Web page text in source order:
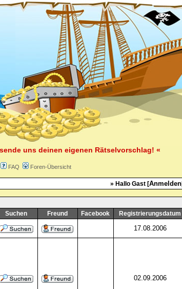
uns deinen eigenen Rätselvorschlag! «
FAQ Foren-Übersicht
» Hallo Gast [Anmelden|
Suchen Freund Facebook Registrierungsdatum
17.08.2006
02.09.2006